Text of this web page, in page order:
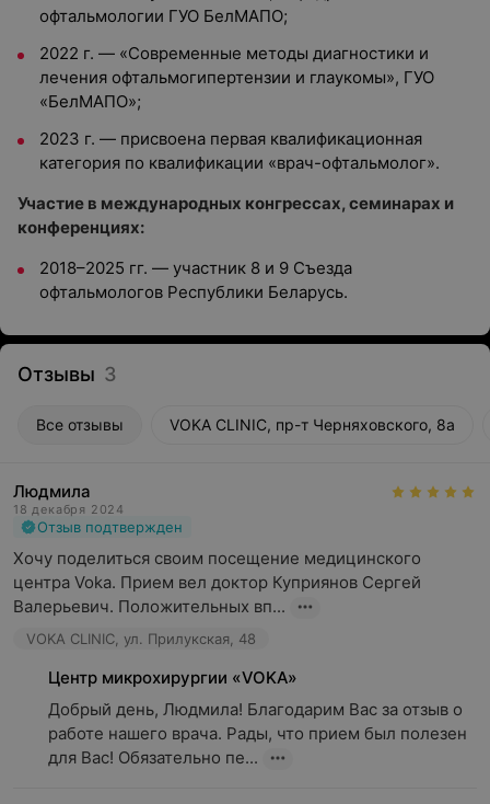
офтальмологии ГУО БелМАПО;
2022 г. — «Современные методы диагностики и
лечения офтальмогипертензии и глаукомы», ГУО
«БелМАПО»;
2023 г. — присвоена первая квалификационная
категория по квалификации «врач-офтальмолог».
Участие в международных конгрессах, семинарах и
конференциях:
2018–2025 гг. — участник 8 и 9 Съезда
офтальмологов Республики Беларусь.
Отзывы 3
Все отзывы VOKA CLINIC, пр-т Черняховского, 8а
Людмила
18 декабря 2024
Отзыв подтвержден
Хочу поделиться своим посещение медицинского
центра Voka. Прием вел доктор Куприянов Сергей
Валерьевич. Положительных вп...
VOKA CLINIC, ул. Прилукская, 48
Центр микрохирургии «VOKA»
Добрый день, Людмила! Благодарим Вас за отзыв о
работе нашего врача. Рады, что прием был полезен
для Вас! Обязательно пе...